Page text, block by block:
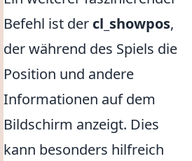
Befehl ist der cl_showpos,
der während des Spiels die
Position und andere
Informationen auf dem
Bildschirm anzeigt. Dies
kann besonders hilfreich